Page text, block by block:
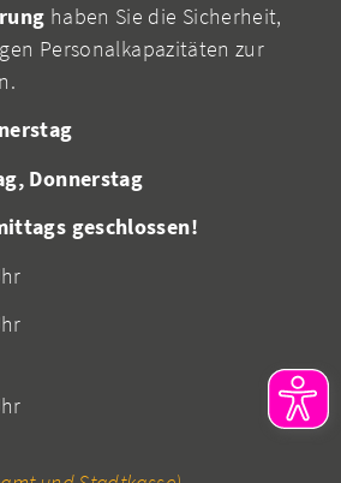
haben Sie die Sicherheit,
Personalkapazitäten zur
Donnerstag
geschlossen!